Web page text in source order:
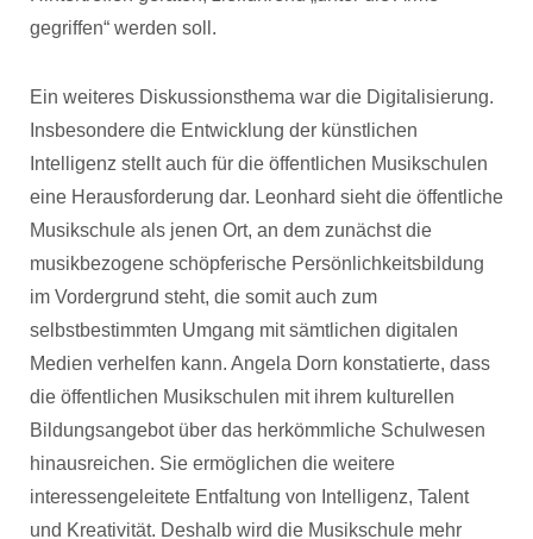
gegriffen“ werden soll.
Ein weiteres Diskussionsthema war die Digitalisierung.
Insbesondere die Entwicklung der künstlichen
Intelligenz stellt auch für die öffentlichen Musikschulen
eine Herausforderung dar. Leonhard sieht die öffentliche
Musikschule als jenen Ort, an dem zunächst die
musikbezogene schöpferische Persönlichkeitsbildung
im Vordergrund steht, die somit auch zum
selbstbestimmten Umgang mit sämtlichen digitalen
Medien verhelfen kann. Angela Dorn konstatierte, dass
die öffentlichen Musikschulen mit ihrem kulturellen
Bildungsangebot über das herkömmliche Schulwesen
hinausreichen. Sie ermöglichen die weitere
interessengeleitete Entfaltung von Intelligenz, Talent
und Kreativität. Deshalb wird die Musikschule mehr